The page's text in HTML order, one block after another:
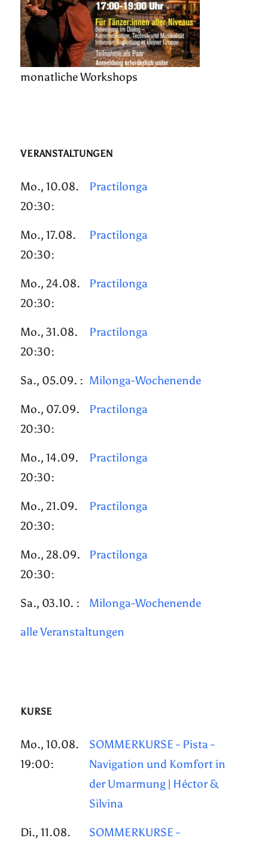
monatliche Workshops
VERANSTALTUNGEN
Mo., 10.08.
20:30:
Practilonga
Mo., 17.08.
20:30:
Practilonga
Mo., 24.08.
20:30:
Practilonga
Mo., 31.08.
20:30:
Practilonga
Sa., 05.09. : Milonga-Wochenende
Mo., 07.09.
20:30:
Practilonga
Mo., 14.09.
20:30:
Practilonga
Mo., 21.09.
20:30:
Practilonga
Mo., 28.09.
20:30:
Practilonga
Sa., 03.10. : Milonga-Wochenende
alle Veranstaltungen
KURSE
Mo., 10.08.
19:00:
SOMMERKURSE - Pista -
Navigation und Komfort in
der Umarmung | Héctor &
Silvina
Di., 11.08.
SOMMERKURSE -